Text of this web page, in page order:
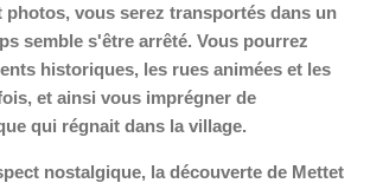
photos, vous serez transportés dans un
semble s'être arrêté. Vous pourrez
historiques, les rues animées et les
et ainsi vous imprégner de
qui régnait dans la village.
nostalgique, la découverte de Mettet